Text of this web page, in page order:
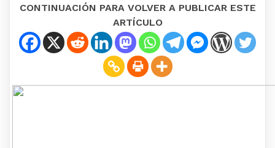
CONTINUACIÓN PARA VOLVER A PUBLICAR ESTE
ARTÍCULO